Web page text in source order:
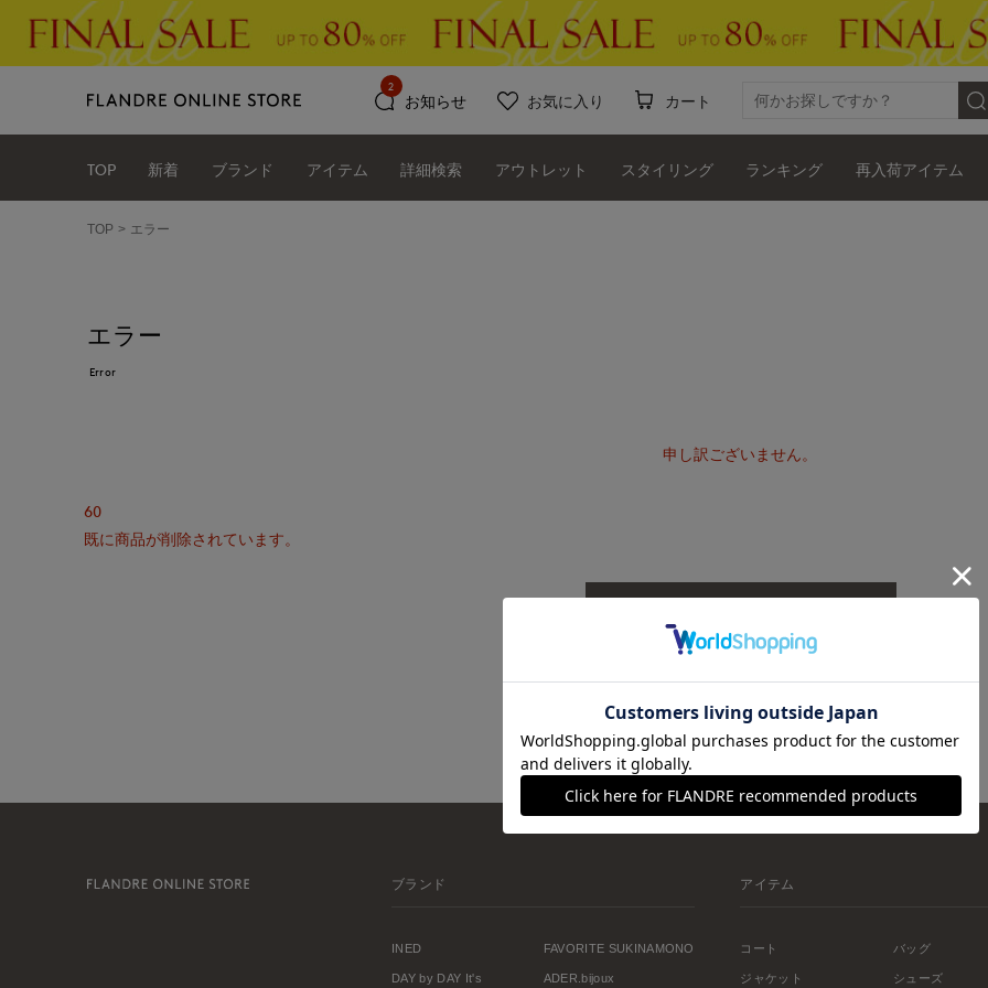
お知らせ
2
お気に入り カート
TOP 新着 ブランド アイテム 詳細検索 アウトレット スタイリング ランキング 再入荷アイテム
TOP エラー
エラー
Error
申し訳ございません。
60
既に商品が削除されています。
ブランド
INED
DAY by DAY It's
FAVORITE SUKINAMONO
ADER.bijoux
アイテム
コート
ジャケット
バッグ
シューズ